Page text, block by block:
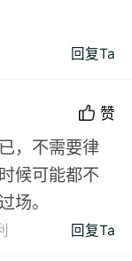
回复Ta
赞
，不需要律
候可能都不
场。
回复Ta